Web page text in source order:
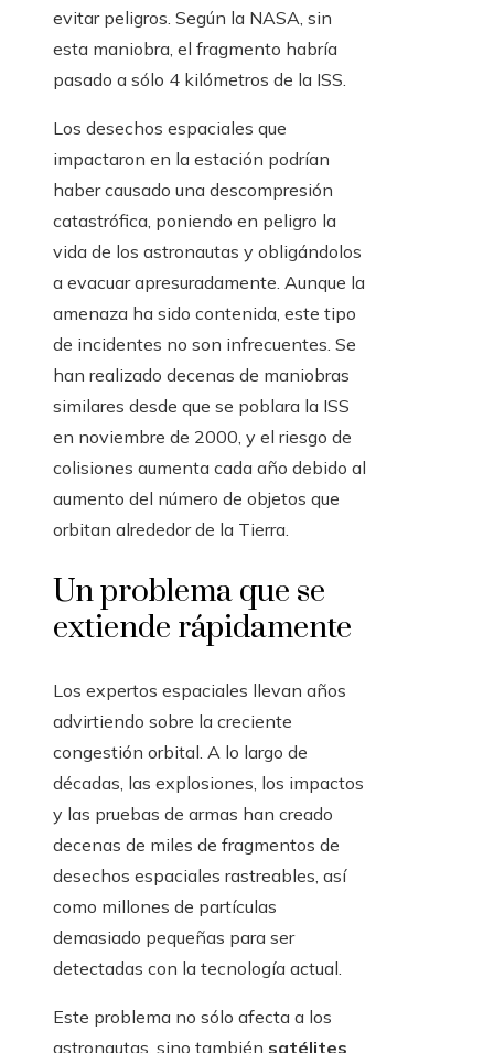
evitar peligros. Según la NASA, sin
esta maniobra, el fragmento habría
pasado a sólo 4 kilómetros de la ISS.
Los desechos espaciales que
impactaron en la estación podrían
haber causado una descompresión
catastrófica, poniendo en peligro la
vida de los astronautas y obligándolos
a evacuar apresuradamente. Aunque la
amenaza ha sido contenida, este tipo
de incidentes no son infrecuentes. Se
han realizado decenas de maniobras
similares desde que se poblara la ISS
en noviembre de 2000, y el riesgo de
colisiones aumenta cada año debido al
aumento del número de objetos que
orbitan alrededor de la Tierra.
Un problema que se
extiende rápidamente
Los expertos espaciales llevan años
advirtiendo sobre la creciente
congestión orbital. A lo largo de
décadas, las explosiones, los impactos
y las pruebas de armas han creado
decenas de miles de fragmentos de
desechos espaciales rastreables, así
como millones de partículas
demasiado pequeñas para ser
detectadas con la tecnología actual.
Este problema no sólo afecta a los
astronautas, sino también satélites